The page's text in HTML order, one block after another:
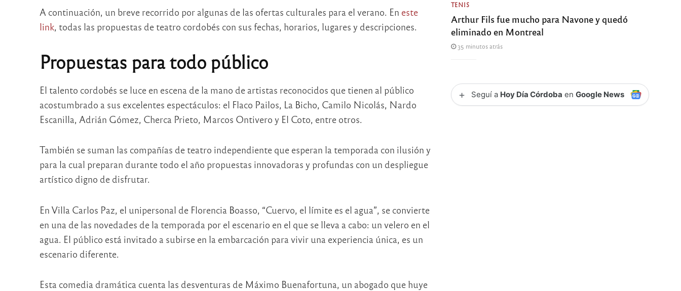
A continuación, un breve recorrido por algunas de las ofertas culturales para el verano. En este
link, todas las propuestas de teatro cordobés con sus fechas, horarios, lugares y descripciones.
Propuestas para todo público
El talento cordobés se luce en escena de la mano de artistas reconocidos que tienen al público
acostumbrado a sus excelentes espectáculos: el Flaco Pailos, La Bicho, Camilo Nicolás, Nardo
Escanilla, Adrián Gómez, Cherca Prieto, Marcos Ontivero y El Coto, entre otros.
También se suman las compañías de teatro independiente que esperan la temporada con ilusión y
para la cual preparan durante todo el año propuestas innovadoras y profundas con un despliegue
artístico digno de disfrutar.
En Villa Carlos Paz, el unipersonal de Florencia Boasso, “Cuervo, el límite es el agua”, se convierte
en una de las novedades de la temporada por el escenario en el que se lleva a cabo: un velero en el
agua. El público está invitado a subirse en la embarcación para vivir una experiencia única, es un
escenario diferente.
Esta comedia dramática cuenta las desventuras de Máximo Buenafortuna, un abogado que huye
TENIS
Arthur Fils fue mucho para Navone y quedó
eliminado en Montreal
35 minutos atrás
+ Seguí a Hoy Día Córdoba enGoogle News